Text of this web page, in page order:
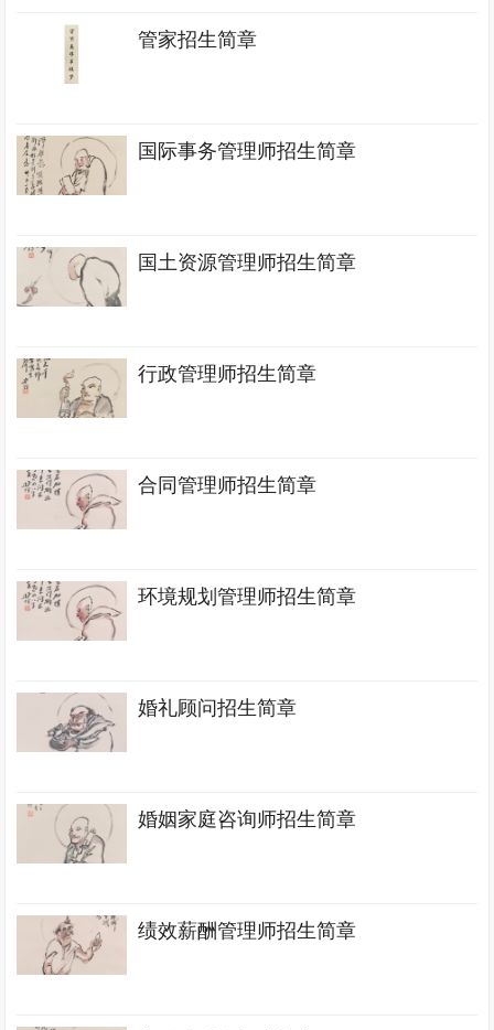
管家招生简章
国际事务管理师招生简章
国土资源管理师招生简章
行政管理师招生简章
合同管理师招生简章
环境规划管理师招生简章
婚礼顾问招生简章
婚姻家庭咨询师招生简章
绩效薪酬管理师招生简章